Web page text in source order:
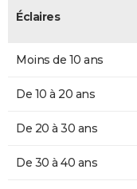
Éclaires
Moins de 10 ans
De 10 à 20 ans
De 20 à 30 ans
De 30 à 40 ans